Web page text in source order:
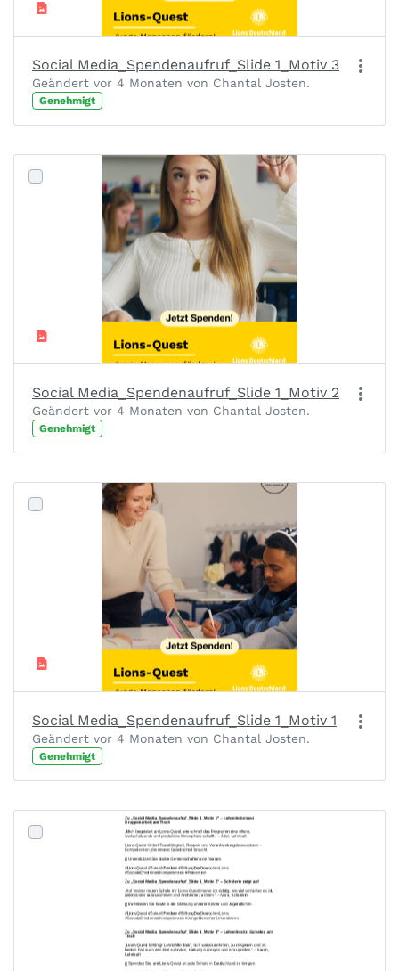
Social Media_Spendenaufruf_Slide 1_Motiv 3
Geändert vor 4 Monaten von Chantal Josten.
Genehmigt
Social Media_Spendenaufruf_Slide 1_Motiv 2
Geändert vor 4 Monaten von Chantal Josten.
Genehmigt
Social Media_Spendenaufruf_Slide 1_Motiv 1
Geändert vor 4 Monaten von Chantal Josten.
Genehmigt